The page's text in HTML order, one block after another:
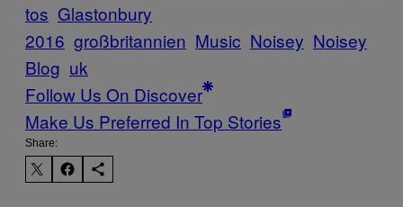
tos Glastonbury
2016 großbritannien Music Noisey Noisey
Blog uk
Follow Us On Discover
Make Us Preferred In Top Stories
Share: